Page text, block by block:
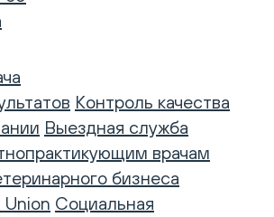
Контроль качества
Выездная служба
врачам
бизнеса
Социальная